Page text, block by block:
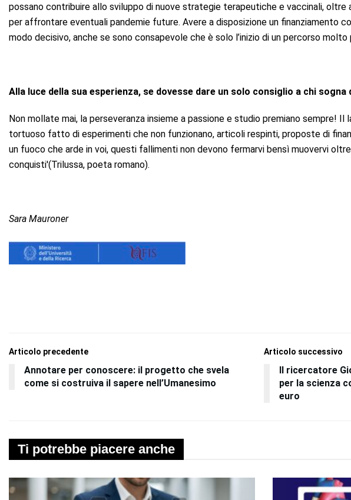
possano contribuire allo sviluppo di nuove strategie terapeutiche e vaccinali,
per affrontare eventuali pandemie future. Avere a disposizione un finanziamento
modo decisivo, anche se sono consapevole che è solo l’inizio di un percorso molto
Alla luce della sua esperienza, se dovesse dare un solo consiglio a chi
Non mollate mai, la perseveranza insieme a passione e studio premiano sempre!
tortuoso fatto di esperimenti che non funzionano, articoli respinti, proposte di
un fuoco che arde in voi, questi fallimenti non devono fermarvi bensì muovervi
conquisti'(Trilussa, poeta romano).
Sara Mauroner
Articolo precedente
Annotare per conoscere: il progetto che svela
come si costruiva il sapere nell’Umanesimo
Articolo successivo
Il ricercatore
per la scienza
euro
Ti potrebbe piacere anche